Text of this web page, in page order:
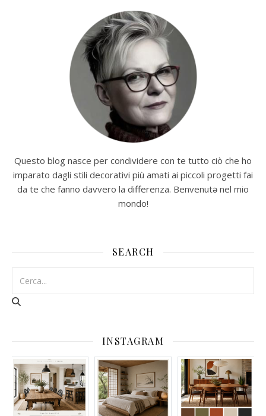
Questo blog nasce per condividere con te tutto ciò che ho
imparato dagli stili decorativi più amati ai piccoli progetti fai
da te che fanno davvero la differenza. Benvenutə nel mio
mondo!
SEARCH
INSTAGRAM